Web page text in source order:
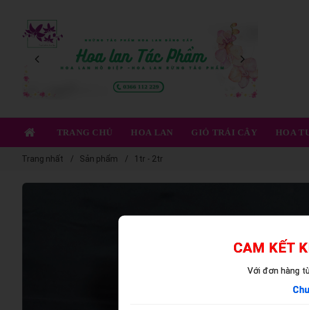
TRANG CHỦ HOA LAN GIỎ TRÁI CÂY HOA
Trang nhất Sản phẩm 1tr - 2tr
CAM KẾT
Với đơn hàng